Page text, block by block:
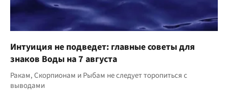
Интуиция не подведет: главные советы для
знаков Воды на 7 августа
Ракам, Скорпионам и Рыбам не следует торопиться с
выводами